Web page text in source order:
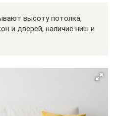
высоту потолка,
и дверей, наличие ниш и